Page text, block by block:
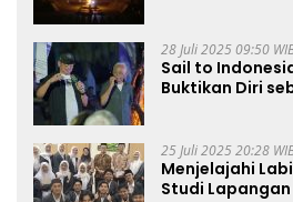
28 Juli 2025 09:50
Sail to
Buktikan Diri
25 Juli 2025 20:28
Menjelajahi
Studi